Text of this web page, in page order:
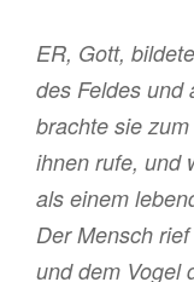
ER, Gott,
des Feldes und
brachte sie
ihnen rufe, und
als einem
Der Mensch
und dem Vogel